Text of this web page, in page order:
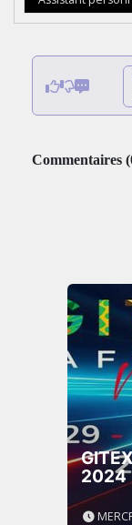
Commentaires (
2024